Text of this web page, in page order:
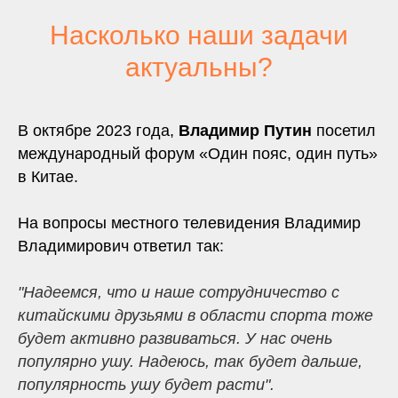
Насколько наши задачи
актуальны?
В октябре 2023 года, Владимир Путин посетил
международный форум «Один пояс, один путь»
в Китае.
На вопросы местного телевидения Владимир
Владимирович ответил так:
"Надеемся, что и наше сотрудничество с
китайскими друзьями в области спорта тоже
будет активно развиваться. У нас очень
популярно ушу. Надеюсь, так будет дальше,
популярность ушу будет расти".